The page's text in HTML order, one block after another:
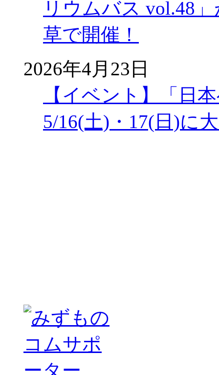
リウムバス vol.48
草で開催！
2026年4月23日
【イベント】「日
5/16(土)・17(日)に